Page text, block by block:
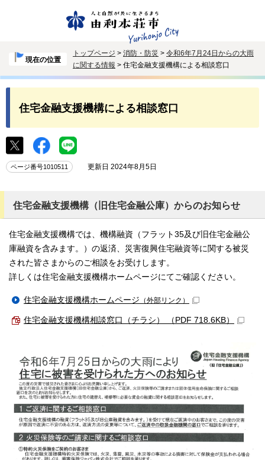
現在の位置
トップページ > 消防・防災 > 令和6年7月24日からの大雨
に関する情報 > 住宅金融支援機構による相談窓口
住宅金融支援機構による相談窓口
ページ番号1010511 更新日 2024年8月5日
住宅金融支援機構（旧住宅金融公庫）からのお知らせ
住宅金融支援機構では、機構融資（フラット35及び旧住宅金融公
庫融資を含みます。）の返済、災害復興住宅融資等に関する被災
された皆さまからのご相談をお受けします。
詳しくは住宅金融支援機構ホームページにてご確認ください。
住宅金融支援機構ホームページ （外部リンク）
住宅金融支援機構相談窓口（チラシ） （PDF 718.6KB）